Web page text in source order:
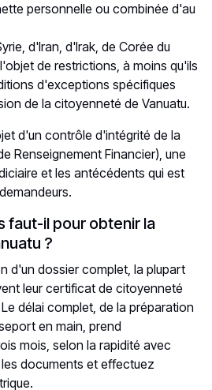
personnelle ou combinée d'au
d'Iran, d'Irak, de Corée du
de restrictions, à moins qu'ils
d'exceptions spécifiques
de la citoyenneté de Vanuatu.
d'un contrôle d'intégrité de la
Renseignement Financier), une
et les antécédents qui est
faut-il pour obtenir la
?
d'un dossier complet, la plupart
leur certificat de citoyenneté
délai complet, de la préparation
en main, prend
mois, selon la rapidité avec
documents et effectuez